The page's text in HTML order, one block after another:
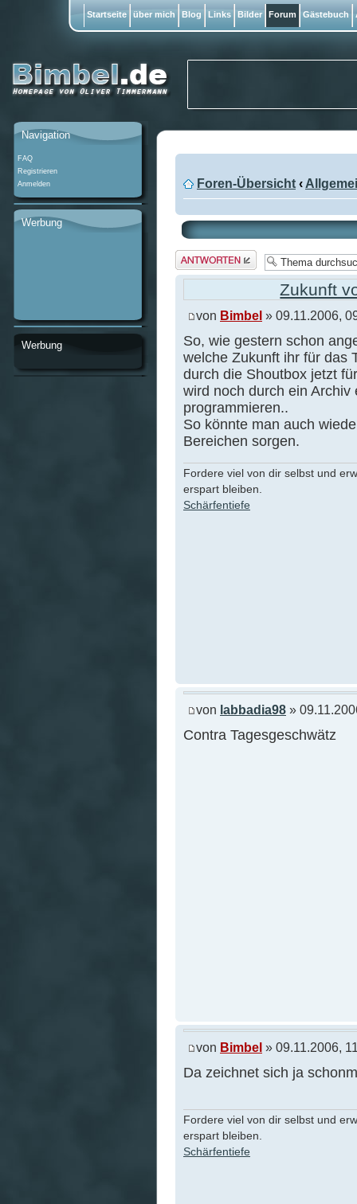
Foren-Übersicht ‹
Antwort
erstellen
Zukunft
von Bimbel » 09.11.2006,
So, wie gestern schon
welche Zukunft ihr für das
durch die Shoutbox jetzt
wird noch durch ein
programmieren..
So könnte man auch
Bereichen sorgen.
Fordere viel von dir selbst und
erspart bleiben.
Schärfentiefe
von labbadia98 »
Contra Tagesgeschwätz
von Bimbel » 09.11.2006,
Da zeichnet sich ja
Fordere viel von dir selbst und
erspart bleiben.
Schärfentiefe
Navigation
FAQ
Registrieren
Anmelden
Werbung
Werbung
Startseite über mich Blog Links Bilder Forum Gästebuch